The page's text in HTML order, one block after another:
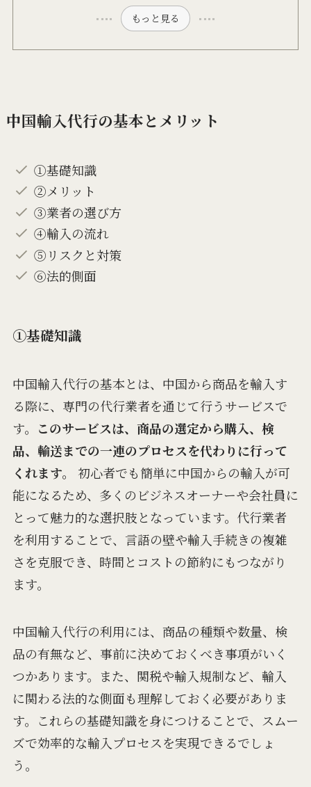
もっと見る
中国輸入代行の基本とメリット
①基礎知識
②メリット
③業者の選び方
④輸入の流れ
⑤リスクと対策
⑥法的側面
①基礎知識
中国輸入代行の基本とは、中国から商品を輸入す
る際に、専門の代行業者を通じて行うサービスで
す。 このサービスは、商品の選定から購入、検
品、輸送までの一連のプロセスを代わりに行って
くれます。
初心者でも簡単に中国からの輸入が可
能になるため、多くのビジネスオーナーや会社員に
とって魅力的な選択肢となっています。代行業者
を利用することで、言語の壁や輸入手続きの複雑
さを克服でき、時間とコストの節約にもつながり
ます。
中国輸入代行の利用には、商品の種類や数量、検
品の有無など、事前に決めておくべき事項がいく
つかあります。また、関税や輸入規制など、輸入
に関わる法的な側面も理解しておく必要がありま
す。これらの基礎知識を身につけることで、スムー
ズで効率的な輸入プロセスを実現できるでしょ
う。